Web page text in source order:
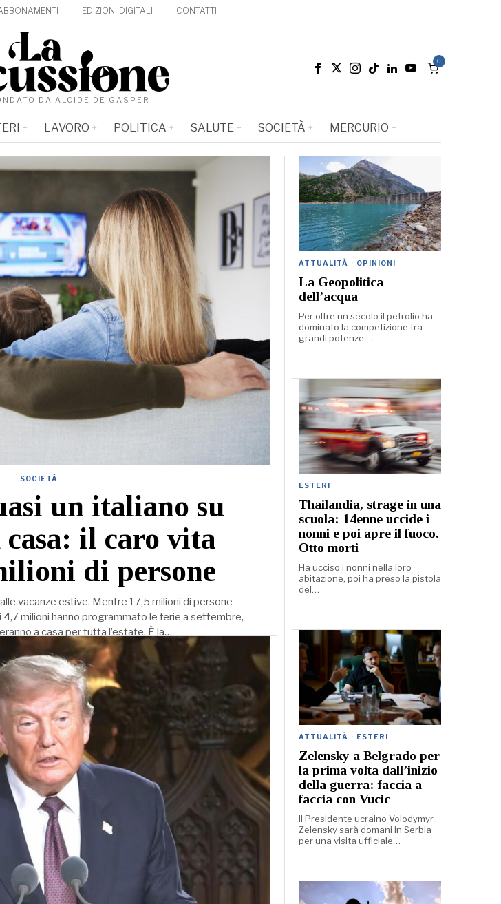
EDIZIONI DIGITALI CONTATTI
DA ALCIDE DE GASPERI
0
LAVORO POLITICA SALUTE SOCIETÀ MERCURIO
SOCIETÀ
un italiano su
casa: il caro vita
di persone
vacanze estive. Mentre 17,5 milioni di persone
milioni hanno programmato le ferie a settembre,
a casa per tutta l’estate. È la…
ATTUALITÀ · OPINIONI
La Geopolitica
dell’acqua
Per oltre un secolo il petrolio ha
dominato la competizione tra
grandi potenze.…
ESTERI
Thailandia, strage in una
scuola: 14enne uccide i
nonni e poi apre il fuoco.
Otto morti
Ha ucciso i nonni nella loro
abitazione, poi ha preso la pistola
del…
ATTUALITÀ · ESTERI
Zelensky a Belgrado per
la prima volta dall’inizio
della guerra: faccia a
faccia con Vucic
Il Presidente ucraino Volodymyr
Zelensky sarà domani in Serbia
per una visita ufficiale…